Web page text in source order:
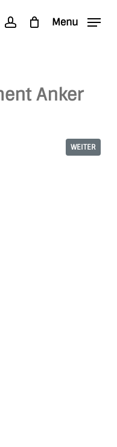
accountMenu
Anker
WEITER